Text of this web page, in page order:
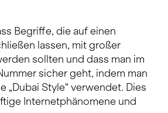
Begriffe, die auf einen
lassen, mit großer
sollten und dass man im
sicher geht, indem man
„Dubai Style“ verwendet. Dies
Internetphänomene und